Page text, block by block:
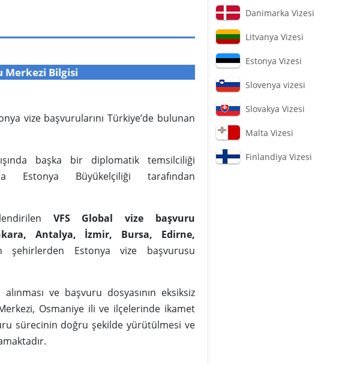
Merkezi Bilgisi
vize başvurularını Türkiye’de bulunan
başka bir diplomatik temsilciliği
Estonya Büyükelçiliği tarafından
VFS Global vize başvuru
Antalya, İzmir, Bursa, Edirne,
şehirlerden Estonya vize başvurusu
ve başvuru dosyasının eksiksiz
Osmaniye ili ve ilçelerinde ikamet
sürecinin doğru şekilde yürütülmesi ve
Danimarka Vizesi
Litvanya Vizesi
Estonya Vizesi
Slovenya vizesi
Slovakya Vizesi
Malta Vizesi
Finlandiya Vizesi